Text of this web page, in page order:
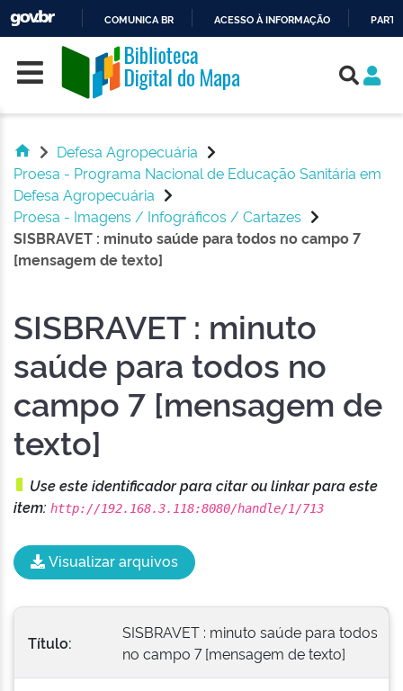
O
CONTEÚDO
COMUNICA BR ACESSO À INFORMAÇÃO
Skip navigation
Defesa Agropecuária
Proesa - Programa Nacional de Educação Sanitária em
Defesa Agropecuária
Proesa - Imagens / Infográficos / Cartazes
SISBRAVET : minuto saúde para todos no campo 7
[mensagem de texto]
SISBRAVET : minuto
saúde para todos no
campo 7 [mensagem de
texto]
Use este identificador para citar ou linkar para este
item: http://192.168.3.118:8080/handle/1/713
Visualizar arquivos
Título:
SISBRAVET : minuto saúde para todos
no campo 7 [mensagem de texto]